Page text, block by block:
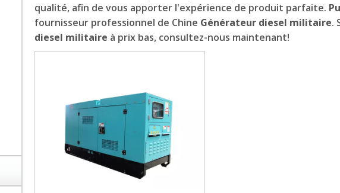
qualité, afin de vous apporter l'expérience de produit parfaite.
fournisseur professionnel de Chine Générateur diesel militaire.
diesel militaire à prix bas, consultez-nous maintenant!